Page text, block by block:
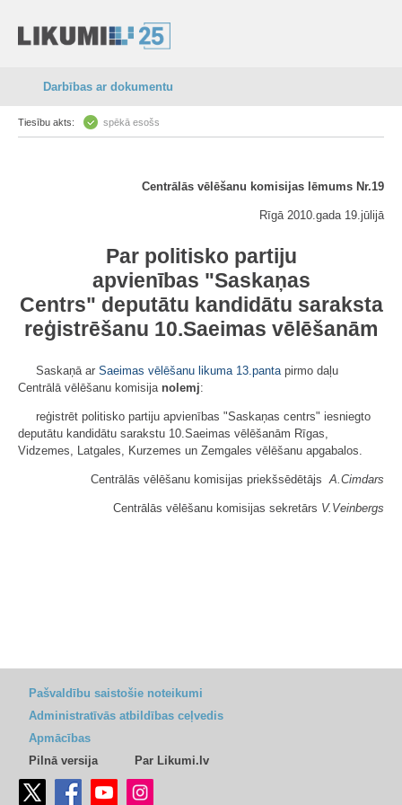
Darbības ar dokumentu
Tiesību akts: spēkā esošs
Centrālās vēlēšanu komisijas lēmums Nr.19
Rīgā 2010.gada 19.jūlijā
Par politisko partiju
apvienības "Saskaņas
Centrs" deputātu kandidātu saraksta
reģistrēšanu 10.Saeimas vēlēšanām
Saskaņā ar Saeimas vēlēšanu likuma 13.pantapirmo daļu
Centrālā vēlēšanu komisija nolemj:
reģistrēt politisko partiju apvienības "Saskaņas centrs" iesniegto
deputātu kandidātu sarakstu 10.Saeimas vēlēšanām Rīgas,
Vidzemes, Latgales, Kurzemes un Zemgales vēlēšanu apgabalos.
Centrālās vēlēšanu komisijas priekšsēdētājs A.Cimdars
Centrālās vēlēšanu komisijas sekretārs V.Veinbergs
Pašvaldību saistošie noteikumi
Administratīvās atbildības ceļvedis
Apmācības
Pilnā versija
Par Likumi.lv